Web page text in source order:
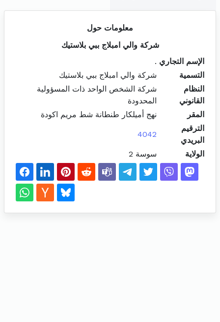
معلومات حول
شركة والي امبلاج ببي بلاستيك
الإسم التجاري .
التسمية
شركة والي امبلاج ببي بلاستيك
النظام
القانوني
شركة الشخص الواحد ذات المسؤولية
المحدودة
المقر
نهج أميلكار طنطانة شط مريم اكودة
الترقيم
البريدي
4042
الولاية سوسة 2